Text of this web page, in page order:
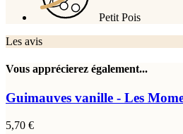
Petit Pois
Les avis
Vous apprécierez également...
Guimauves vanille - Les
5,70 €